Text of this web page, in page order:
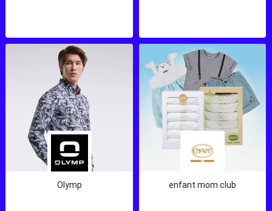
Olymp enfant mom club